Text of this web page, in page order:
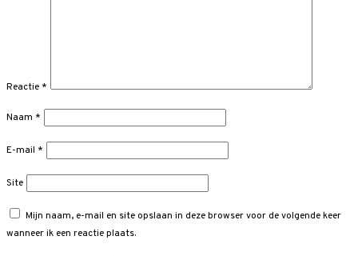
Reactie *
Naam *
E-mail *
Site
Mijn naam, e-mail en site opslaan in deze browser voor de volgende keer
wanneer ik een reactie plaats.